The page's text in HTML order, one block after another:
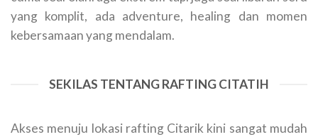
yang komplit, ada adventure, healing dan momen
kebersamaan yang mendalam.
SEKILAS TENTANG RAFTING CITATIH
Akses menuju lokasi rafting Citarik kini sangat mudah